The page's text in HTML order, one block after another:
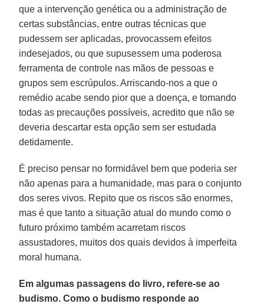
que a intervenção genética ou a administração de
certas substâncias, entre outras técnicas que
pudessem ser aplicadas, provocassem efeitos
indesejados, ou que supusessem uma poderosa
ferramenta de controle nas mãos de pessoas e
grupos sem escrúpulos. Arriscando-nos a que o
remédio acabe sendo pior que a doença, e tomando
todas as precauções possíveis, acredito que não se
deveria descartar esta opção sem ser estudada
detidamente.
É preciso pensar no formidável bem que poderia ser
não apenas para a humanidade, mas para o conjunto
dos seres vivos. Repito que os riscos são enormes,
mas é que tanto a situação atual do mundo como o
futuro próximo também acarretam riscos
assustadores, muitos dos quais devidos à imperfeita
moral humana.
Em algumas passagens do livro, refere-se ao
budismo. Como o budismo responde ao